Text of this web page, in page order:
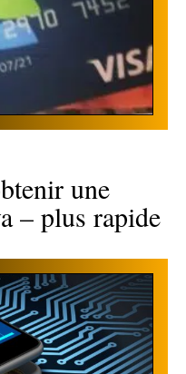
une
– plus rapide